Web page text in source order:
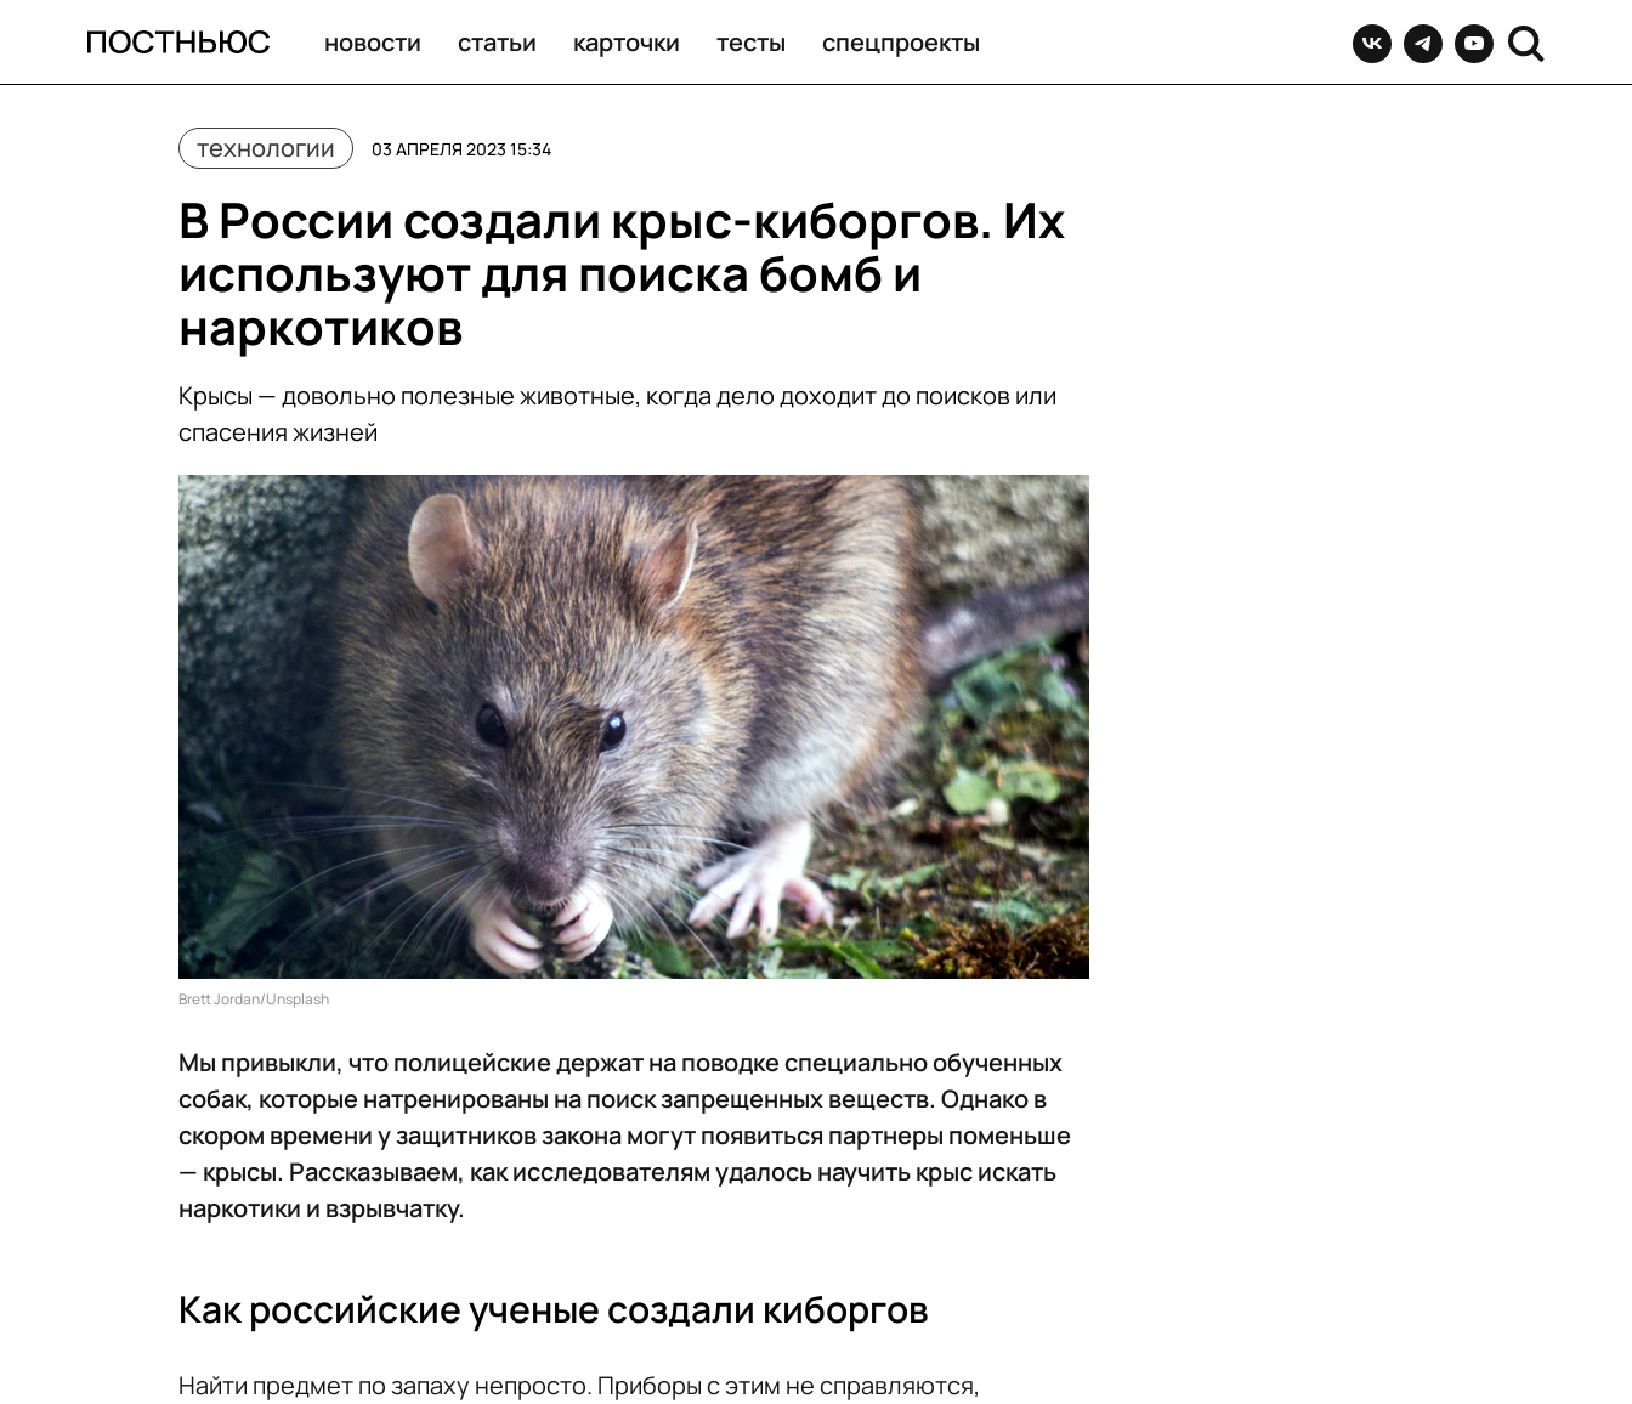
новости статьи карточки тесты спецпроекты
технологии 03 АПРЕЛЯ 2023 15:34
В России создали крыс-киборгов. Их
используют для поиска бомб и
наркотиков
Крысы — довольно полезные животные, когда дело доходит до поисков или
спасения жизней
Brett Jordan/Unsplash
Мы привыкли, что полицейские держат на поводке специально обученных
собак, которые натренированы на поиск запрещенных веществ. Однако в
скором времени у защитников закона могут появиться партнеры поменьше
— крысы. Рассказываем, как исследователям удалось научить крыс искать
наркотики и взрывчатку.
Как российские ученые создали киборгов
Найти предмет по запаху непросто. Приборы с этим не справляются,